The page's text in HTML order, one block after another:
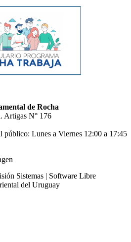
de Rocha
Artigas N° 176
público: Lunes a Viernes 12:00 a 17:45
Sistemas | Software Libre
del Uruguay